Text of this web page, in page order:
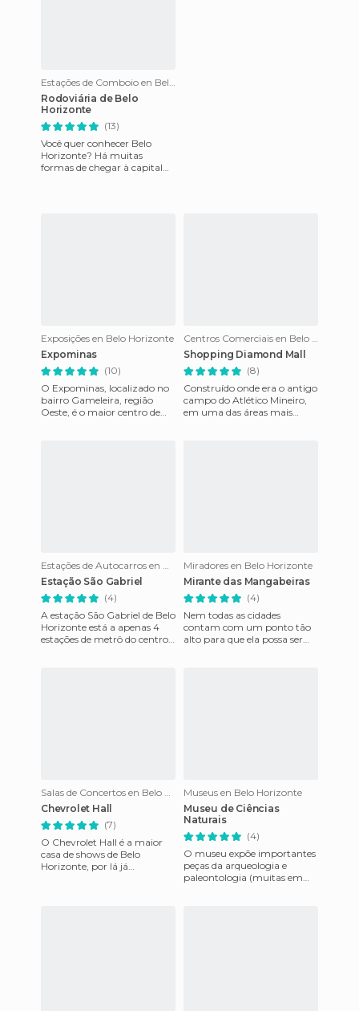
Estações de Comboio en Belo Horizonte
Rodoviária de Belo
Horizonte
(13)
Você quer conhecer Belo
Horizonte? Há muitas
formas de chegar à capital
Exposições en Belo Horizonte
Expominas
(10)
O Expominas, localizado no
bairro Gameleira, região
Oeste, é o maior centro de
Centros Comerciais en Belo Horizonte
Shopping Diamond Mall
(8)
Construído onde era o antigo
campo do Atlético Mineiro,
em uma das áreas mais
Estações de Autocarros en Belo Horizonte
Estação São Gabriel
(4)
A estação São Gabriel de Belo
Horizonte está a apenas 4
estações de metrô do centro
Miradores en Belo Horizonte
Mirante das Mangabeiras
(4)
Nem todas as cidades
contam com um ponto tão
alto para que ela possa ser
Salas de Concertos en Belo Horizonte
Chevrolet Hall
(7)
O Chevrolet Hall é a maior
casa de shows de Belo
Horizonte, por lá já
Museus en Belo Horizonte
Museu de Ciências
Naturais
(4)
O museu expõe importantes
peças da arqueologia e
paleontologia (muitas em